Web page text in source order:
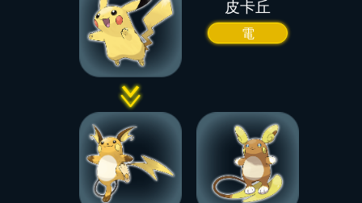
皮卡丘
電